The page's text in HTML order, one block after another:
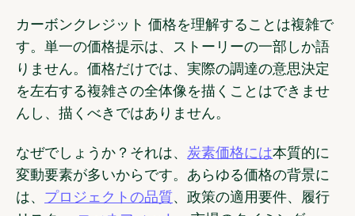
カーボンクレジット 価格を理解することは複雑で
す。単一の価格提示は、ストーリーの一部しか語
りません。価格だけでは、実際の調達の意思決定
を左右する複雑さの全体像を描くことはできませ
んし、描くべきではありません。
なぜでしょうか？それは、 炭素価格には本質的に
変動要素が多いからです。あらゆる価格の背景に
は、 プロジェクトの品質 、政策の適用要件、履行